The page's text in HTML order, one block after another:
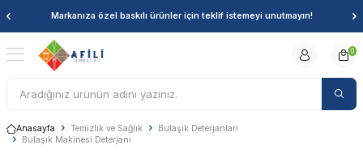
Markanıza özel baskılı ürünler için teklif istemeyi unutmayın!
0
Anasayfa Temizlik ve Sağlık
Bulaşık Deterjanları
Bulaşık Makinesi Deterjanı